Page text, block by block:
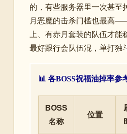
的，有些服务器里一次甚至
月恶魔的击杀门槛也最高
上、有赤月套装的队伍才能
最好跟行会队伍混，单打独
📊 各BOSS祝福油掉率参
BOSS
名称
位置